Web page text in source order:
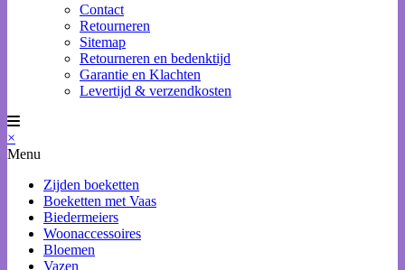
Contact
Retourneren
Sitemap
Retourneren en bedenktijd
Garantie en Klachten
Levertijd & verzendkosten
×
Menu
Zijden boeketten
Boeketten met Vaas
Biedermeiers
Woonaccessoires
Bloemen
Vazen